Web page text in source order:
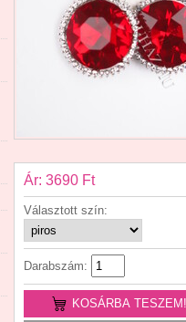
Ár: 3690 Ft
Választott szín:
Darabszám:
KOSÁRBA TESZEM!